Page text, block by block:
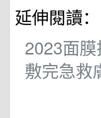
延伸閱讀：
2023面
敷完急救